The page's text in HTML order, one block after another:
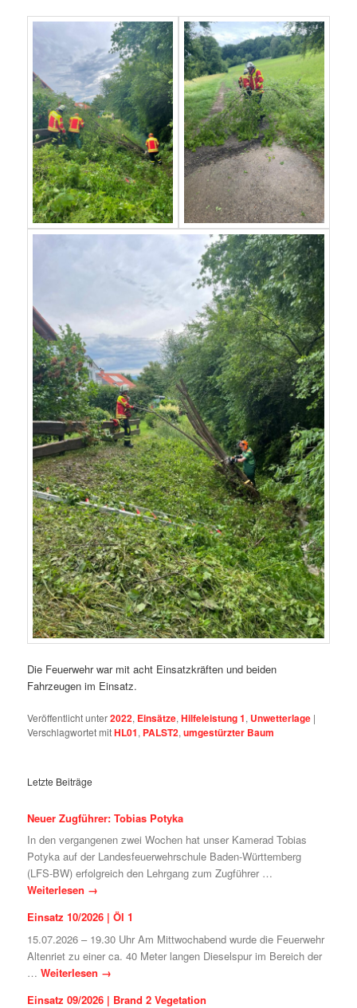
Die Feuerwehr war mit acht Einsatzkräften und beiden
Fahrzeugen im Einsatz.
Veröffentlicht unter2022, Einsätze,Hilfeleistung 1, Unwetterlage |
Verschlagwortet mitHL01, PALST2,umgestürzter Baum
Letzte Beiträge
Neuer Zugführer: Tobias Potyka
In den vergangenen zwei Wochen hat unser Kamerad Tobias
Potyka auf der Landesfeuerwehrschule Baden-Württemberg
(LFS-BW) erfolgreich den Lehrgang zum Zugführer …
Weiterlesen →
Einsatz 10/2026 | Öl 1
15.07.2026 – 19.30 Uhr Am Mittwochabend wurde die Feuerwehr
Altenriet zu einer ca. 40 Meter langen Dieselspur im Bereich der
…Weiterlesen →
Einsatz 09/2026 | Brand 2 Vegetation